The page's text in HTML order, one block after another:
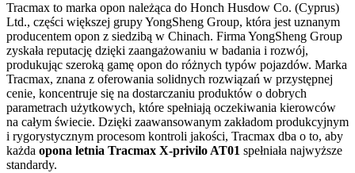
Tracmax to marka opon należąca do Honch Husdow Co. (Cyprus)
Ltd., części większej grupy YongSheng Group, która jest uznanym
producentem opon z siedzibą w Chinach. Firma YongSheng Group
zyskała reputację dzięki zaangażowaniu w badania i rozwój,
produkując szeroką gamę opon do różnych typów pojazdów. Marka
Tracmax, znana z oferowania solidnych rozwiązań w przystępnej
cenie, koncentruje się na dostarczaniu produktów o dobrych
parametrach użytkowych, które spełniają oczekiwania kierowców
na całym świecie. Dzięki zaawansowanym zakładom produkcyjnym
i rygorystycznym procesom kontroli jakości, Tracmax dba o to, aby
każda opona letnia Tracmax X-privilo AT01 spełniała najwyższe
standardy.